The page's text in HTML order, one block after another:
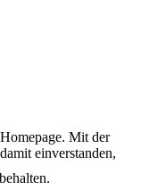
Mit der
einverstanden,